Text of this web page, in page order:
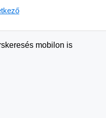
mobilon is